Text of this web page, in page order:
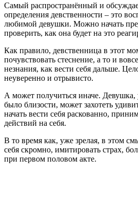
Самый распространённый и
определения девственности – это
любимой девушки. Можно начать
проверить, как она будет на это
Как правило, девственница в этот
почувствовать стеснение, а то и
незнания, как вести себя дальше.
неуверенно и отрывисто.
А может получиться иначе. Девушка,
было близости, может захотеть
начать вести себя раскованно,
действий на себя.
В то время как, уже зрелая, в этом
себя скромно, имитировать страх,
при первом половом акте.